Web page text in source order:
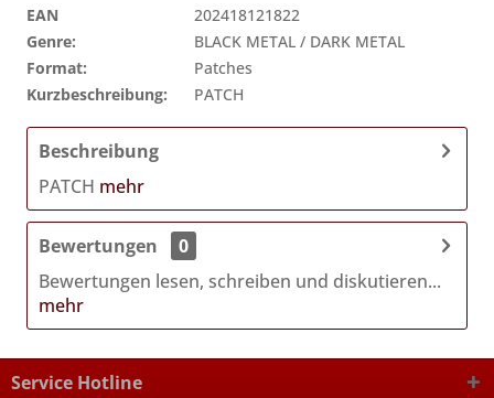
EAN
202418121822
Genre:
BLACK METAL / DARK METAL
Format:
Patches
Kurzbeschreibung:
PATCH
Beschreibung
PATCH mehr
Bewertungen
0
Bewertungen lesen, schreiben und diskutieren...
mehr
Service Hotline